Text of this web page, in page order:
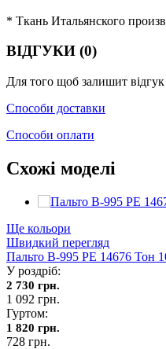
* Ткань Итальянского
ВІДГУКИ (0)
Для того щоб залишит відгук
Способи доставки
Способи оплати
Схожі моделі
Ще кольори
Швидкий перегляд
Пальто В-995 PE 14676 Тон
У роздріб:
2 730 грн.
1 092 грн.
Гуртом:
1 820 грн.
728 грн.